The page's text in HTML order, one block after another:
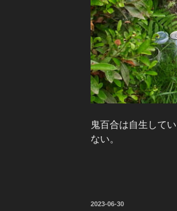
鬼百合は自生して
ない。
投
2023-06-30